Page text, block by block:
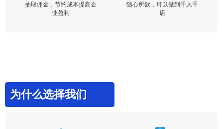
抽取佣金，节约成本提高企
业盈利
随心所欲，可以做到千人千
店
为什么选择我们